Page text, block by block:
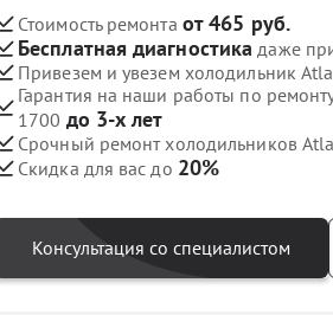
Стоимость ремонта от 465 руб.
Бесплатная диагностика даже
Привезем и увезем холодильник
Гарантия на наши работы по
1700 до 3-х лет
Срочный ремонт холодильников
Скидка для вас до 20%
Консультация со специалистом